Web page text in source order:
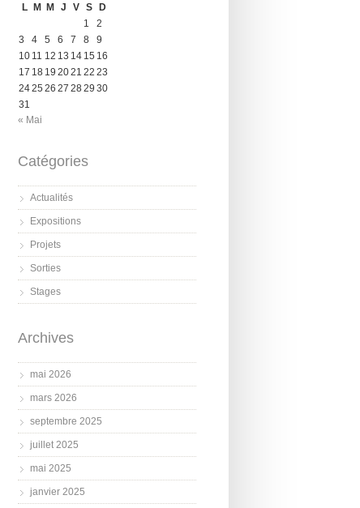
L M M J V S D
1
2
3
4 5 6 7 8
9
10 11 12 13 14 15 16
17 18 19 2021 22 23
2425 26 27 2829 30
31
« Mai
Catégories
Actualités
Expositions
Projets
Sorties
Stages
Archives
mai 2026
mars 2026
septembre 2025
juillet 2025
mai 2025
janvier 2025